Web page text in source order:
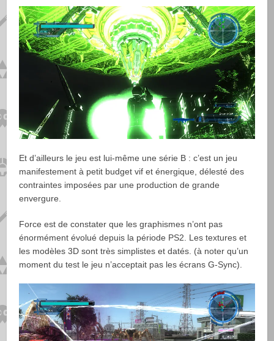
Et d’ailleurs le jeu est lui-même une série B : c’est un jeu
manifestement à petit budget vif et énergique, délesté des
contraintes imposées par une production de grande
envergure.
Force est de constater que les graphismes n’ont pas
énormément évolué depuis la période PS2. Les textures et
les modèles 3D sont très simplistes et datés. (à noter qu’un
moment du test le jeu n’acceptait pas les écrans G-Sync).